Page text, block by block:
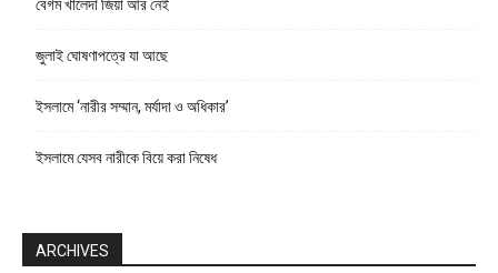
বেগম খালেদা জিয়া আর নেই
জুলাই ঘোষণাপত্রে যা আছে
ইসলামে ‘নারীর সম্মান, মর্যাদা ও অধিকার’
ইসলামে যেসব নারীকে বিয়ে করা নিষেধ
ARCHIVES